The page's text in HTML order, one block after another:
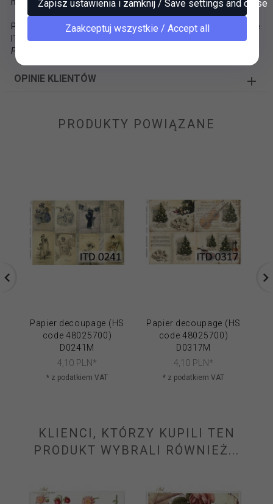
najważniejsze ich pełna dostępność przez cały rok.
Prace i obrazy artystów współczesnych na papierach decoupage
ITD Collection
Papier - 60g, o wymiarach 210x297 mm (A4)
OPINIE KLIENTÓW
PRODUKTY POWIĄZANE
Papier decoupage (HS
code 48025700)
D0241M
4,10 PLN*
* z podatkiem VAT
Papier decoupage (HS
code 48025700)
D0317M
4,10 PLN*
* z podatkiem VAT
KLIENCI, KTÓRZY KUPILI TEN
PRODUKT WYBRALI RÓWNIEŻ...
Zapisz ustawienia i zamknij / Save settings and close
Zaakceptuj wszystkie / Accept all